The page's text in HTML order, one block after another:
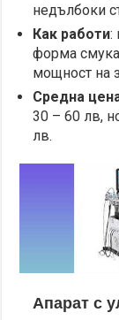
недълбоки
Как работи:
форма
мощност на
Средна
30 – 60 лв,
лв.
Апарат с